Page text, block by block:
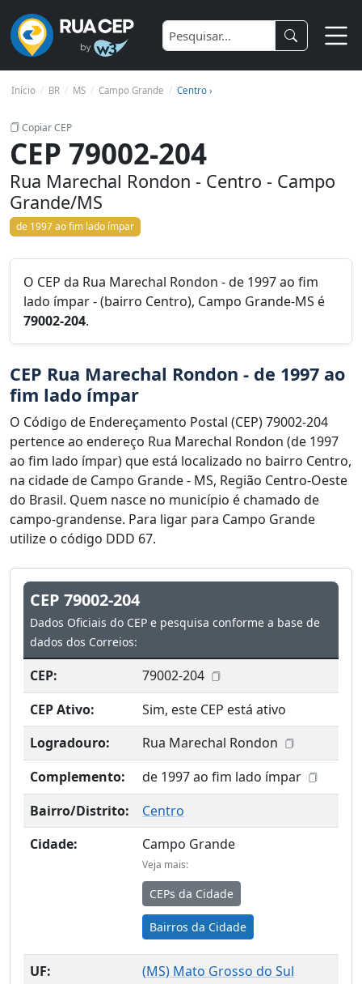
Início BR MS Campo Grande Centro ›
Copiar CEP
CEP 79002-204
Rua Marechal Rondon - Centro - Campo
Grande/MS
de 1997 ao fim lado ímpar
O CEP da Rua Marechal Rondon - de 1997 ao fim
lado ímpar - (bairro Centro), Campo Grande-MS é
79002-204.
CEP Rua Marechal Rondon - de 1997 ao
fim lado ímpar
O Código de Endereçamento Postal (CEP) 79002-204
pertence ao endereço Rua Marechal Rondon (de 1997
ao fim lado ímpar) que está localizado no bairro Centro,
na cidade de Campo Grande - MS, Região Centro-Oeste
do Brasil. Quem nasce no município é chamado de
campo-grandense. Para ligar para Campo Grande
utilize o código DDD 67.
CEP 79002-204
Dados Oficiais do CEP e pesquisa conforme a base de
dados dos Correios:
CEP:
79002-204
CEP Ativo:
Sim, este CEP está ativo
Logradouro:
Rua Marechal Rondon
Complemento:
de 1997 ao fim lado ímpar
Bairro/Distrito:
Centro
Cidade:
Campo Grande
Veja mais:
CEPs da Cidade
Bairros da Cidade
UF: (MS) Mato Grosso do Sul